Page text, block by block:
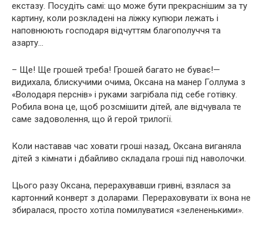
екстазу. Посудіть самі: що може бути прекраснішим за ту
картину, коли розкладені на ліжку купюри лежать і
наповнюють господаря відчуттям благополуччя та
азарту…
– Ще! Ще грошей треба! Грошей багато не буває!—
видихала, блискучими очима, Оксана на манер Голлума з
«Володаря перснів» і руками загрібала під себе готівку.
Робила вона це, щоб розсмішити дітей, але відчувала те
саме задоволення, що й герой трилогії.
Коли наставав час ховати гроші назад, Оксана виганяла
дітей з кімнати і дбайливо складала гроші під наволочки.
Цього разу Оксана, перерахувавши гривні, взялася за
картонний конверт з доларами. Перераховувати їх вона не
збиралася, просто хотіла помилуватися «зелененькими».